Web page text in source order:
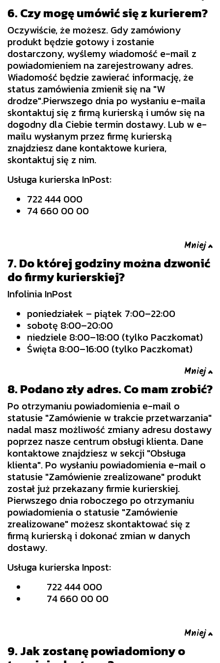
6. Czy mogę umówić się z kurierem?
Oczywiście, że możesz. Gdy zamówiony
produkt będzie gotowy i zostanie
dostarczony, wyślemy wiadomość e-mail z
powiadomieniem na zarejestrowany adres.
Wiadomość będzie zawierać informację, że
status zamówienia zmienił się na "W
drodze".Pierwszego dnia po wysłaniu e-maila
skontaktuj się z firmą kurierską i umów się na
dogodny dla Ciebie termin dostawy. Lub w e-
mailu wysłanym przez firmę kurierską
znajdziesz dane kontaktowe kuriera,
skontaktuj się z nim.
Usługa kurierska InPost:
722 444 000
74 660 00 00
7. Do której godziny można dzwonić
do firmy kurierskiej?
Infolinia InPost
poniedziałek – piątek 7:00–22:00
sobotę 8:00–20:00
niedziele 8:00–18:00 (tylko Paczkomat)
Święta 8:00–16:00 (tylko Paczkomat)
8. Podano zły adres. Co mam zrobić?
Po otrzymaniu powiadomienia e-mail o
statusie "Zamówienie w trakcie przetwarzania"
nadal masz możliwość zmiany adresu dostawy
poprzez nasze centrum obsługi klienta. Dane
kontaktowe znajdziesz w sekcji "Obsługa
klienta". Po wysłaniu powiadomienia e-mail o
statusie "Zamówienie zrealizowane" produkt
został już przekazany firmie kurierskiej.
Pierwszego dnia roboczego po otrzymaniu
powiadomienia o statusie "Zamówienie
zrealizowane" możesz skontaktować się z
firmą kurierską i dokonać zmian w danych
dostawy.
Usługa kurierska Inpost:
722 444 000
74 660 00 00
9. Jak zostanę powiadomiony o